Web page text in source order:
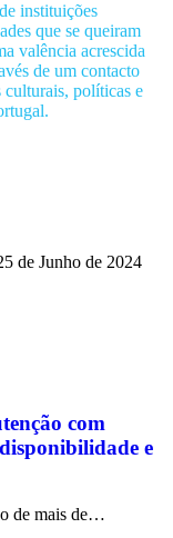
instituições
que se queiram
valência acrescida
de um contacto
políticas e
de Junho de 2024
com
e
de mais de…